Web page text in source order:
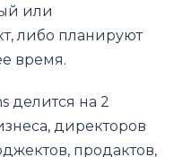
или
либо планируют
время.
делится на 2
директоров
продактов,